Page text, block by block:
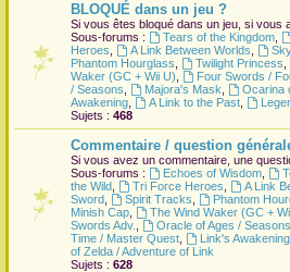
BLOQUÉ dans un jeu ?
Si vous êtes bloqué dans un jeu, si vous
Sous-forums :
Tears of the Kingdom,
Heroes
A Link Between Worlds
Phantom Hourglass
Twilight Princess
Waker (GC + Wii U)
Four Swords /
/ Seasons
Majora's Mask Ocarina
Awakening
A Link to the Past,
Sujets : 468
Commentaire / question
Si vous avez un commentaire, une
Sous-forums :
Echoes of Wisdom,
the Wild
Tri Force Heroes A Link
Sword
Spirit Tracks Phantom
Minish Cap
The Wind Waker (GC +
Swords Adv.
Oracle of Ages / Seasons
Time / Master Quest
Link's Awakening,
of Zelda / Adventure of Link
Sujets : 628